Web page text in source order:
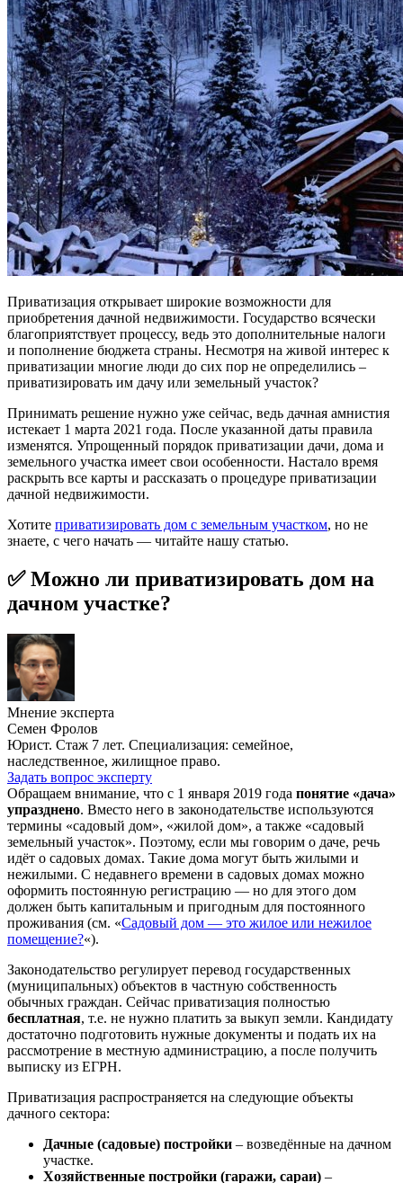
Приватизация открывает широкие возможности для
приобретения дачной недвижимости. Государство всячески
благоприятствует процессу, ведь это дополнительные налоги
и пополнение бюджета страны. Несмотря на живой интерес к
приватизации многие люди до сих пор не определились –
приватизировать им дачу или земельный участок?
Принимать решение нужно уже сейчас, ведь дачная амнистия
истекает 1 марта 2021 года. После указанной даты правила
изменятся. Упрощенный порядок приватизации дачи, дома и
земельного участка имеет свои особенности. Настало время
раскрыть все карты и рассказать о процедуре приватизации
дачной недвижимости.
Хотите приватизировать дом с земельным участком, но не
знаете, с чего начать — читайте нашу статью.
✅ Можно ли приватизировать дом на
дачном участке?
Мнение эксперта
Семен Фролов
Юрист. Стаж 7 лет. Специализация: семейное,
наследственное, жилищное право.
Задать вопрос эксперту
Обращаем внимание, что с 1 января 2019 года понятие «дача»
упразднено. Вместо него в законодательстве используются
термины «садовый дом», «жилой дом», а также «садовый
земельный участок». Поэтому, если мы говорим о даче, речь
идёт о садовых домах. Такие дома могут быть жилыми и
нежилыми. С недавнего времени в садовых домах можно
оформить постоянную регистрацию — но для этого дом
должен быть капитальным и пригодным для постоянного
проживания (см. «Садовый дом — это жилое или нежилое
помещение?«).
Законодательство регулирует перевод государственных
(муниципальных) объектов в частную собственность
обычных граждан. Сейчас приватизация полностью
бесплатная, т.е. не нужно платить за выкуп земли. Кандидату
достаточно подготовить нужные документы и подать их на
рассмотрение в местную администрацию, а после получить
выписку из ЕГРН.
Приватизация распространяется на следующие объекты
дачного сектора:
Дачные (садовые) постройки – возведённые на дачном
участке.
Хозяйственные постройки (гаражи, сараи) –